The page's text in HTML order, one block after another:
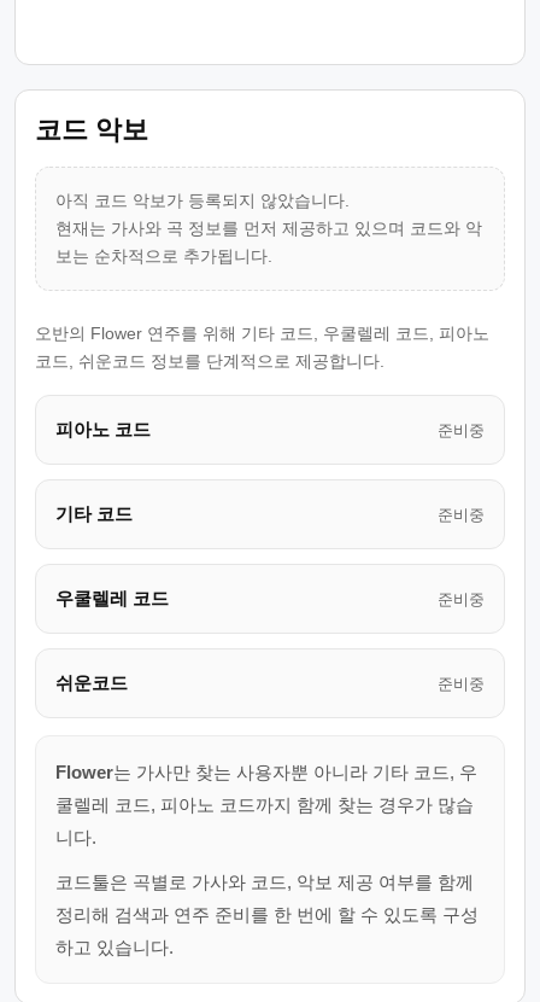
코드 악보
아직 코드 악보가 등록되지 않았습니다.
현재는 가사와 곡 정보를 먼저 제공하고 있으며 코드와 악
보는 순차적으로 추가됩니다.
오반의 Flower 연주를 위해 기타 코드, 우쿨렐레 코드, 피아노
코드, 쉬운코드 정보를 단계적으로 제공합니다.
피아노 코드 준비중
기타 코드 준비중
우쿨렐레 코드 준비중
쉬운코드 준비중
Flower는 가사만 찾는 사용자뿐 아니라 기타 코드, 우
쿨렐레 코드, 피아노 코드까지 함께 찾는 경우가 많습
니다.
코드툴은 곡별로 가사와 코드, 악보 제공 여부를 함께
정리해 검색과 연주 준비를 한 번에 할 수 있도록 구성
하고 있습니다.